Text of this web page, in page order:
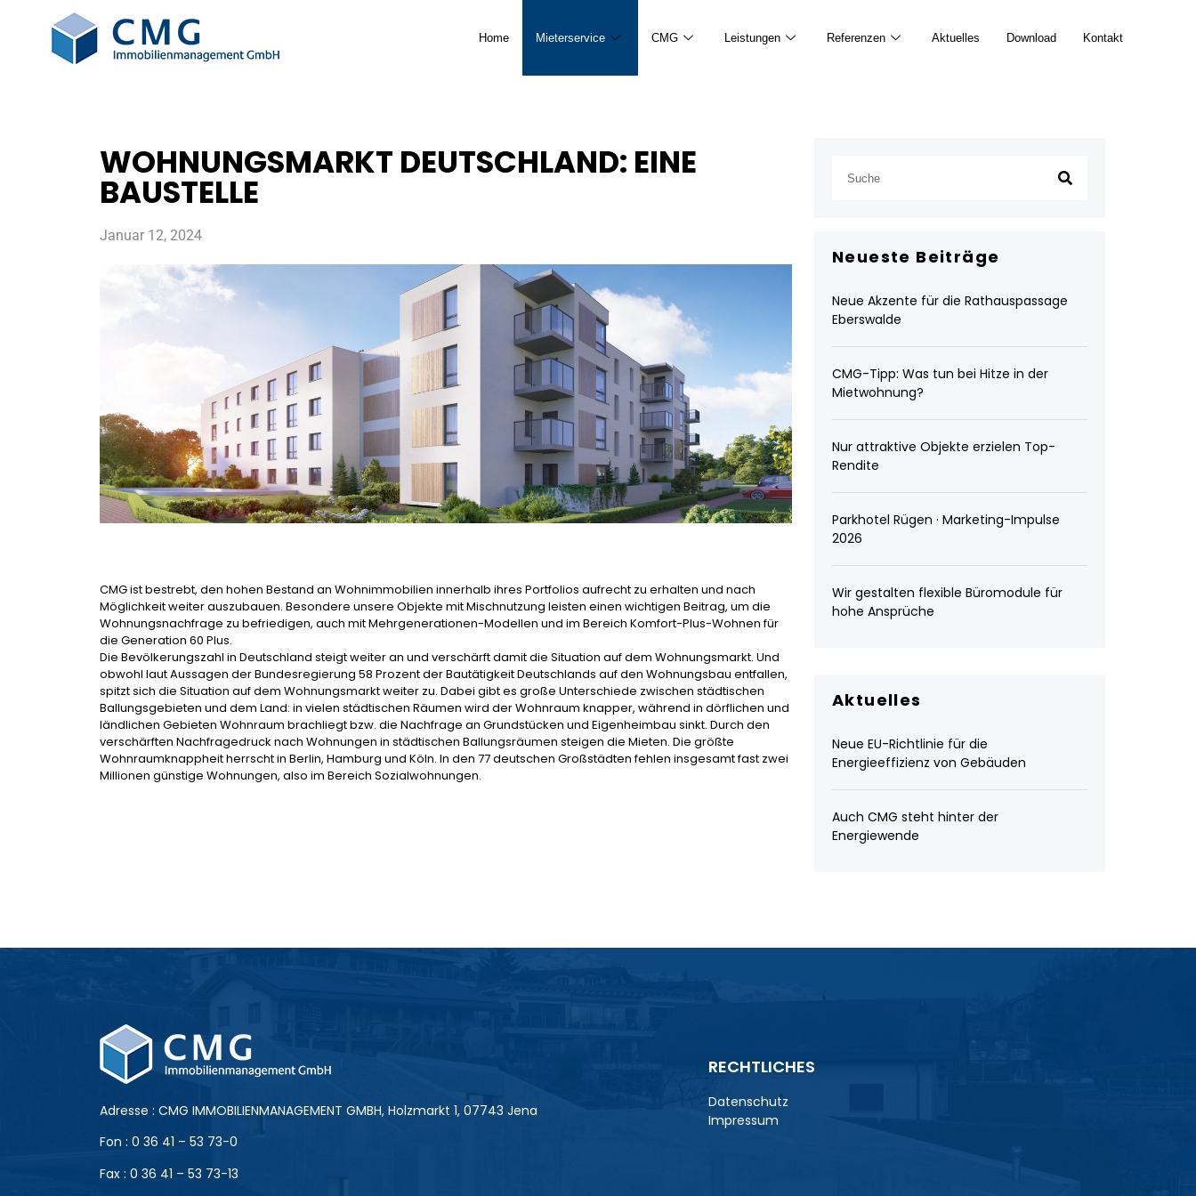
Home Mieterservice CMG Leistungen Referenzen Aktuelles Download Kontakt
WOHNUNGSMARKT DEUTSCHLAND: EINE
BAUSTELLE
Januar 12, 2024
CMG ist bestrebt, den hohen Bestand an Wohnimmobilien innerhalb ihres Portfolios aufrecht zu erhalten und nach
Möglichkeit weiter auszubauen. Besondere unsere Objekte mit Mischnutzung leisten einen wichtigen Beitrag, um die
Wohnungsnachfrage zu befriedigen, auch mit Mehrgenerationen-Modellen und im Bereich Komfort-Plus-Wohnen für
die Generation 60 Plus.
Die Bevölkerungszahl in Deutschland steigt weiter an und verschärft damit die Situation auf dem Wohnungsmarkt. Und
obwohl laut Aussagen der Bundesregierung 58 Prozent der Bautätigkeit Deutschlands auf den Wohnungsbau entfallen,
spitzt sich die Situation auf dem Wohnungsmarkt weiter zu. Dabei gibt es große Unterschiede zwischen städtischen
Ballungsgebieten und dem Land: in vielen städtischen Räumen wird der Wohnraum knapper, während in dörflichen und
ländlichen Gebieten Wohnraum brachliegt bzw. die Nachfrage an Grundstücken und Eigenheimbau sinkt. Durch den
verschärften Nachfragedruck nach Wohnungen in städtischen Ballungsräumen steigen die Mieten. Die größte
Wohnraumknappheit herrscht in Berlin, Hamburg und Köln. In den 77 deutschen Großstädten fehlen insgesamt fast zwei
Millionen günstige Wohnungen, also im Bereich Sozialwohnungen.
Neueste Beiträge
Neue Akzente für die Rathauspassage
Eberswalde
CMG-Tipp: Was tun bei Hitze in der
Mietwohnung?
Nur attraktive Objekte erzielen Top-
Rendite
Parkhotel Rügen · Marketing-Impulse
2026
Wir gestalten flexible Büromodule für
hohe Ansprüche
Aktuelles
Neue EU-Richtlinie für die
Energieeffizienz von Gebäuden
Auch CMG steht hinter der
Energiewende
Adresse : CMG IMMOBILIENMANAGEMENT GMBH, Holzmarkt 1, 07743 Jena
Fon : 0 36 41 – 53 73-0
Fax : 0 36 41 – 53 73-13
RECHTLICHES
Datenschutz
Impressum